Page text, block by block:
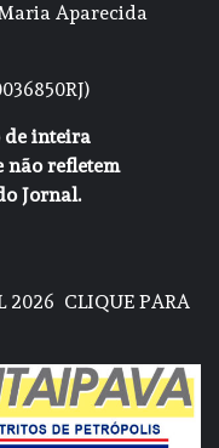
Aparecida
de inteira
não refletem
Jornal.
2026 CLIQUE PARA